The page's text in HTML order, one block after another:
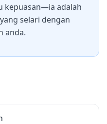
kepuasan—ia adalah
selari dengan
anda.